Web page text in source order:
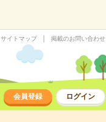
サイトマップ 掲載のお問い合わせ
会員登録 ログイン